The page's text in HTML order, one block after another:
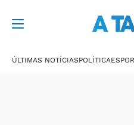
ÚLTIMAS NOTÍCIASPOLÍTICA